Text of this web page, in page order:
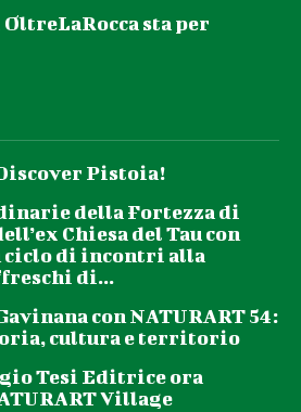
metabolica
contattare il Trainer Marco Bini al
cellulare +39 345 4538 508
27 MAGGIO
AperiVillage
18.00, a pagamento
sta per
Pistoia!
della Fortezza di
Chiesa del Tau con
ciclo di incontri alla
di...
con NATURART 54:
cultura e territorio
Tesi Editrice ora
Village